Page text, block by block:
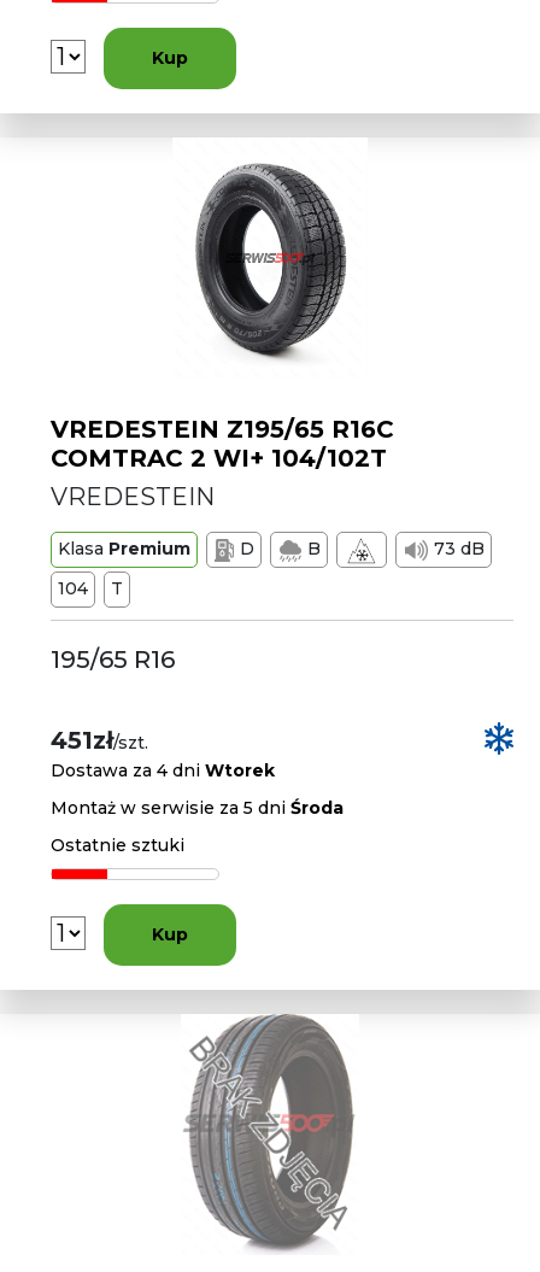
Kup
VREDESTEIN Z195/65 R16C
COMTRAC 2 WI+ 104/102T
VREDESTEIN
Klasa Premium D B
73 dB
104
T
195/65 R16
451zł/szt.
Dostawa za 4 dniWtorek
Montaż w serwisie za 5 dniŚroda
Ostatnie sztuki
Kup